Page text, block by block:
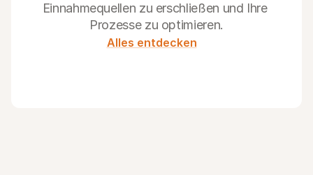
Einnahmequellen zu erschließen und Ihre
Prozesse zu optimieren.
Alles entdecken